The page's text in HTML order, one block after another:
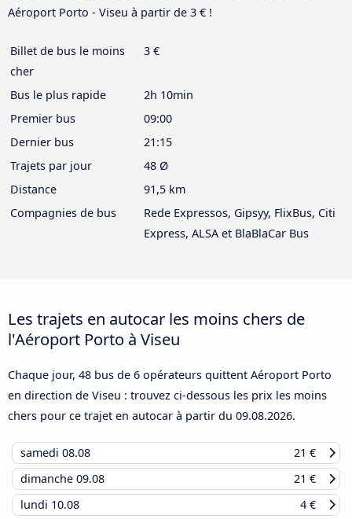
Aéroport Porto - Viseu à partir de 3 € !
Billet de bus le moins
cher
3 €
Bus le plus rapide
2h 10min
Premier bus
09:00
Dernier bus
21:15
Trajets par jour
48 Ø
Distance
91,5 km
Compagnies de bus
Rede Expressos, Gipsyy, FlixBus, Citi
Express, ALSA et BlaBlaCar Bus
Les trajets en autocar les moins chers de
l'Aéroport Porto à Viseu
Chaque jour, 48 bus de 6 opérateurs quittent Aéroport Porto
en direction de Viseu : trouvez ci-dessous les prix les moins
chers pour ce trajet en autocar à partir du 09.08.2026.
samedi 08.08
21 €
dimanche 09.08
21 €
lundi 10.08
4 €